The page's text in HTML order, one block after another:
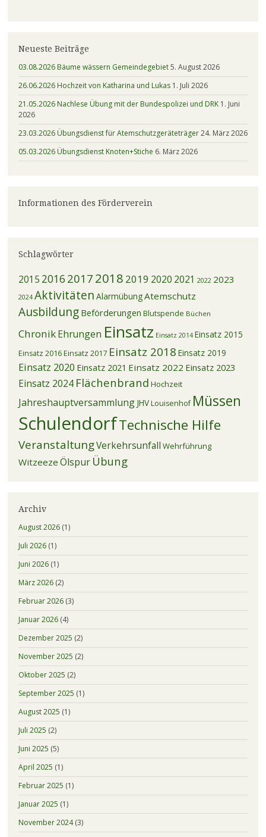
Neueste Beiträge
03.08.2026 Bäume wässern Gemeindegebiet5. August 2026
26.06.2026 Hochzeit von Katharina und Lukas 1. Juli 2026
21.05.2026 Nachlese Übung mit der Bundespolizei und DRK 1. Juni
2026
23.03.2026 Übungsdienst für Atemschutzgeräteträger24. März 2026
05.03.2026 Übungsdienst Knoten+Stiche 6. März 2026
Informationen des Förderverein
Schlagwörter
2015 2016 2017 2018 2019 2020 2021 2022 2023
2024 Aktivitäten AlarmübungAtemschutz
Ausbildung Beförderungen Blutspende Büchen
ChronikEhrungen Einsatz Einsatz 2014 Einsatz 2015
Einsatz 2016Einsatz 2017 Einsatz 2018 Einsatz 2019
Einsatz 2020 Einsatz 2021 Einsatz 2022 Einsatz 2023
Einsatz 2024 Flächenbrand Hochzeit
Jahreshauptversammlung JHVLouisenhof Müssen
SchulendorfTechnische Hilfe
VeranstaltungVerkehrsunfall Wehrführung
Witzeeze Ölspur Übung
Archiv
August 2026(1)
Juli 2026(1)
Juni 2026(1)
März 2026(2)
Februar 2026(3)
Januar 2026(4)
Dezember 2025 (2)
November 2025 (2)
Oktober 2025 (2)
September 2025 (1)
August 2025 (1)
Juli 2025 (2)
Juni 2025 (5)
April 2025 (1)
Februar 2025 (1)
Januar 2025 (1)
November 2024(3)